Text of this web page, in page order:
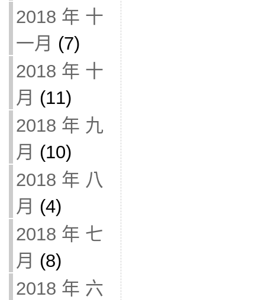
2018 年 十
一月 (7)
2018 年 十
月 (11)
2018 年 九
月 (10)
2018 年 八
月 (4)
2018 年 七
月 (8)
2018 年 六